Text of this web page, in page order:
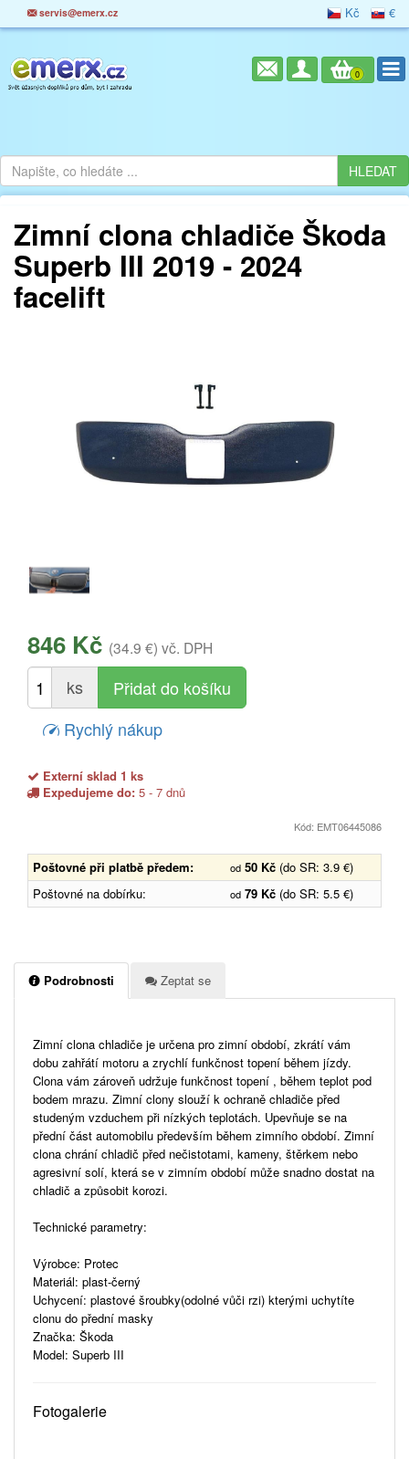
servis@emerx.cz Kč €
0
Zimní clona chladiče Škoda
Superb III 2019 - 2024
facelift
846 Kč (34.9 €) vč. DPH
ks
Rychlý nákup
Externí sklad 1 ks
Expedujeme do: 5 - 7 dnů
Kód: EMT06445086
Poštovné při platbě předem: od 50 Kč (do SR: 3.9 €)
Poštovné na dobírku:
od 79 Kč (do SR: 5.5 €)
Podrobnosti Zeptat se
Zimní clona chladiče je určena pro zimní období, zkrátí vám
dobu zahřátí motoru a zrychlí funkčnost topení během jízdy.
Clona vám zároveň udržuje funkčnost topení , během teplot pod
bodem mrazu. Zimní clony slouží k ochraně chladiče před
studeným vzduchem při nízkých teplotách. Upevňuje se na
přední část automobilu především během zimního období. Zimní
clona chrání chladič před nečistotami, kameny, štěrkem nebo
agresivní solí, která se v zimním období může snadno dostat na
chladič a způsobit korozi.
Technické parametry:
Výrobce: Protec
Materiál: plast-černý
Uchycení: plastové šroubky(odolné vůči rzi) kterými uchytíte
clonu do přední masky
Značka: Škoda
Model: Superb III
Fotogalerie